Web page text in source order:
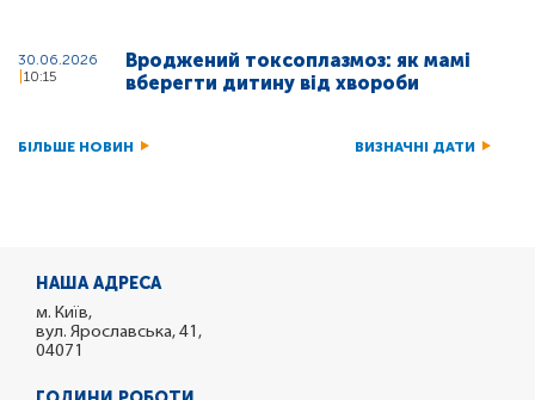
30.06.2026
10:15
Вроджений токсоплазмоз: як мамі
вберегти дитину від хвороби
БІЛЬШЕ НОВИН ВИЗНАЧНІ ДАТИ
НАША АДРЕСА
м. Київ,
вул. Ярославська, 41,
04071